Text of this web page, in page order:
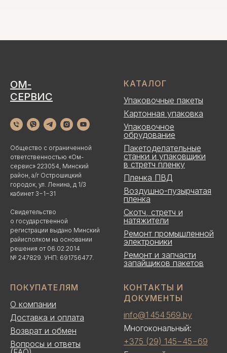
ОМ-
СЕРВИС
Общество с ограниченной
ответственностью «Ом-
сервис» 223054, Минский
район, а/г Острошицкий
городок, ул. Ленина, д 1/3
кабинет 3−1−31
Свидетельство
о государственной
регистрации выдано Минский
райисполком на основании
решения от 06.02.2014
№ 247829. УНП: 691756477.
КАТАЛОГ
Упаковочные пакеты
Картонная упаковка
Упаковочное
обрудование
Пакетоделательные
станки и упаковщики
в стретч пленку
Пленка ПВД
Воздушно-пузырчатая
пленка
Скотч, стретч и
натяжители
Ремонт промышленной
электроники
Ремонт и запчасти
запайщиков пакетов
ПОКУПАТЕЛЯМ
О компании
Доставка и оплата
Возврат и обмен
Вопросы и ответы
КОНТАКТЫ И
ДОКУМЕНТЫ
info@1 454 569.by
Многокональный:
+375 (29) 145−45−69